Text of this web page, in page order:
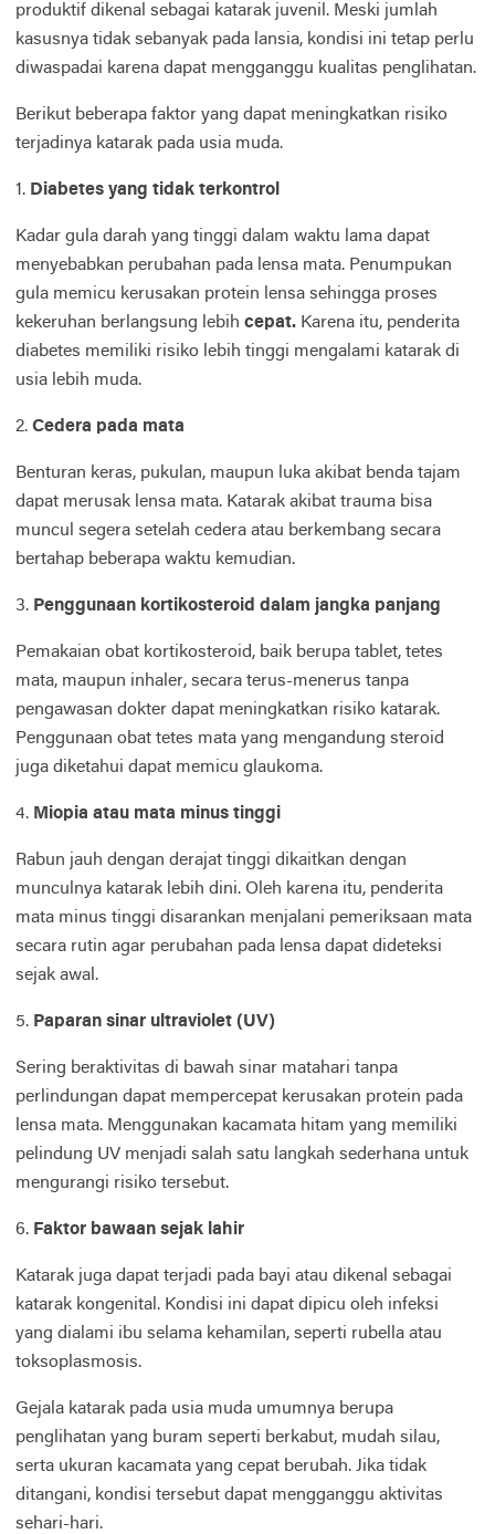
produktif dikenal sebagai katarak juvenil. Meski jumlah
kasusnya tidak sebanyak pada lansia, kondisi ini tetap perlu
diwaspadai karena dapat mengganggu kualitas penglihatan.
Berikut beberapa faktor yang dapat meningkatkan risiko
terjadinya katarak pada usia muda.
1. Diabetes yang tidak terkontrol
Kadar gula darah yang tinggi dalam waktu lama dapat
menyebabkan perubahan pada lensa mata. Penumpukan
gula memicu kerusakan protein lensa sehingga proses
kekeruhan berlangsung lebih cepat. Karena itu, penderita
diabetes memiliki risiko lebih tinggi mengalami katarak di
usia lebih muda.
2. Cedera pada mata
Benturan keras, pukulan, maupun luka akibat benda tajam
dapat merusak lensa mata. Katarak akibat trauma bisa
muncul segera setelah cedera atau berkembang secara
bertahap beberapa waktu kemudian.
3. Penggunaan kortikosteroid dalam jangka panjang
Pemakaian obat kortikosteroid, baik berupa tablet, tetes
mata, maupun inhaler, secara terus-menerus tanpa
pengawasan dokter dapat meningkatkan risiko katarak.
Penggunaan obat tetes mata yang mengandung steroid
juga diketahui dapat memicu glaukoma.
4. Miopia atau mata minus tinggi
Rabun jauh dengan derajat tinggi dikaitkan dengan
munculnya katarak lebih dini. Oleh karena itu, penderita
mata minus tinggi disarankan menjalani pemeriksaan mata
secara rutin agar perubahan pada lensa dapat dideteksi
sejak awal.
5. Paparan sinar ultraviolet (UV)
Sering beraktivitas di bawah sinar matahari tanpa
perlindungan dapat mempercepat kerusakan protein pada
lensa mata. Menggunakan kacamata hitam yang memiliki
pelindung UV menjadi salah satu langkah sederhana untuk
mengurangi risiko tersebut.
6. Faktor bawaan sejak lahir
Katarak juga dapat terjadi pada bayi atau dikenal sebagai
katarak kongenital. Kondisi ini dapat dipicu oleh infeksi
yang dialami ibu selama kehamilan, seperti rubella atau
toksoplasmosis.
Gejala katarak pada usia muda umumnya berupa
penglihatan yang buram seperti berkabut, mudah silau,
serta ukuran kacamata yang cepat berubah. Jika tidak
ditangani, kondisi tersebut dapat mengganggu aktivitas
sehari-hari.